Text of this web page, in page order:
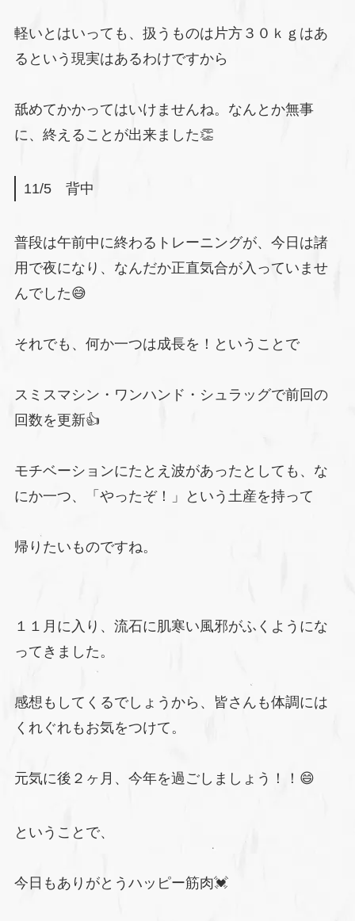
軽いとはいっても、扱うものは片方３０ｋｇはあ
るという現実はあるわけですから
舐めてかかってはいけませんね。なんとか無事
に、終えることが出来ました👏
11/5 背中
普段は午前中に終わるトレーニングが、今日は諸
用で夜になり、なんだか正直気合が入っていませ
んでした😅
それでも、何か一つは成長を！ということで
スミスマシン・ワンハンド・シュラッグで前回の
回数を更新👍️
モチベーションにたとえ波があったとしても、な
にか一つ、「やったぞ！」という土産を持って
帰りたいものですね。
１１月に入り、流石に肌寒い風邪がふくようにな
ってきました。
感想もしてくるでしょうから、皆さんも体調には
くれぐれもお気をつけて。
元気に後２ヶ月、今年を過ごしましょう！！😄
ということで、
今日もありがとうハッピー筋肉💓